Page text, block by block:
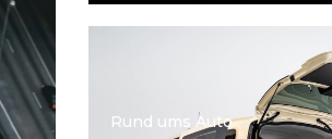
Rund ums Auto